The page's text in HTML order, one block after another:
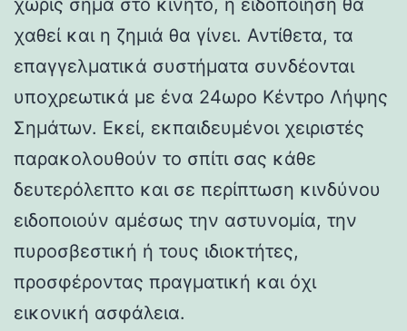
χαθεί και η ζημιά θα γίνει. Αντίθετα, τα
επαγγελματικά συστήματα συνδέονται
υποχρεωτικά με ένα 24ωρο Κέντρο Λήψης
Σημάτων. Εκεί, εκπαιδευμένοι χειριστές
παρακολουθούν το σπίτι σας κάθε
δευτερόλεπτο και σε περίπτωση κινδύνου
ειδοποιούν αμέσως την αστυνομία, την
πυροσβεστική ή τους ιδιοκτήτες,
προσφέροντας πραγματική και όχι
εικονική ασφάλεια.